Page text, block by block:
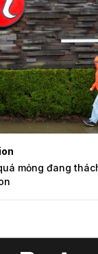
mỏng đang